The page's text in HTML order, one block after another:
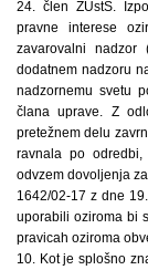
24. člen ZUstS.
pravne interese
zavarovalni
dodatnem nadzoru
nadzornemu svetu
člana uprave. Z
pretežnem delu
ravnala po
odvzem dovoljenja
1642/02-17 z dne
uporabili oziroma bi
pravicah oziroma
10. Kot je splošno